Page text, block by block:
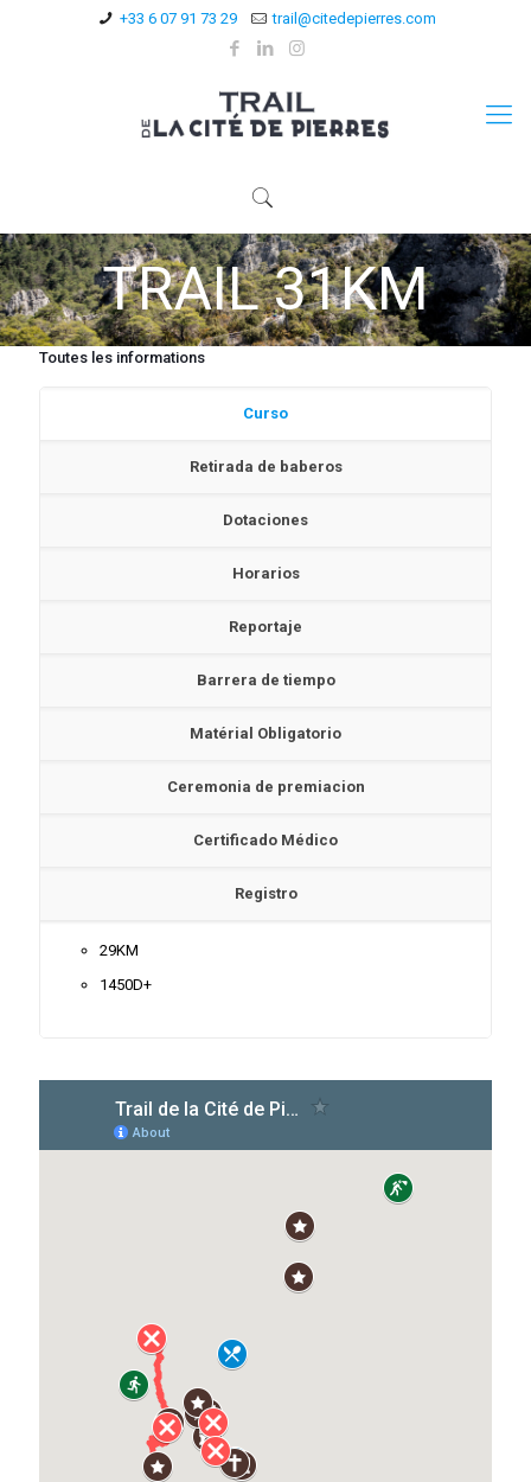
+33 6 07 91 73 29 trail@citedepierres.com
TRAIL 31KM
Toutes les informations
Curso
Retirada de baberos
Dotaciones
Horarios
Reportaje
Barrera de tiempo
Matérial Obligatorio
Ceremonia de premiacion
Certificado Médico
Registro
29KM
1450D+